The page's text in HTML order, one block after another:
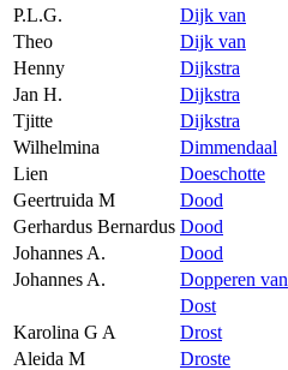
P.L.G.
Dijk van
Theo
Dijk van
Henny
Dijkstra
Jan H.
Dijkstra
Tjitte
Dijkstra
Wilhelmina
Dimmendaal
Lien
Doeschotte
Geertruida M
Dood
Gerhardus Bernardus Dood
Johannes A.
Dood
Johannes A.
Dopperen van
Dost
Karolina G A
Drost
Aleida M
Droste